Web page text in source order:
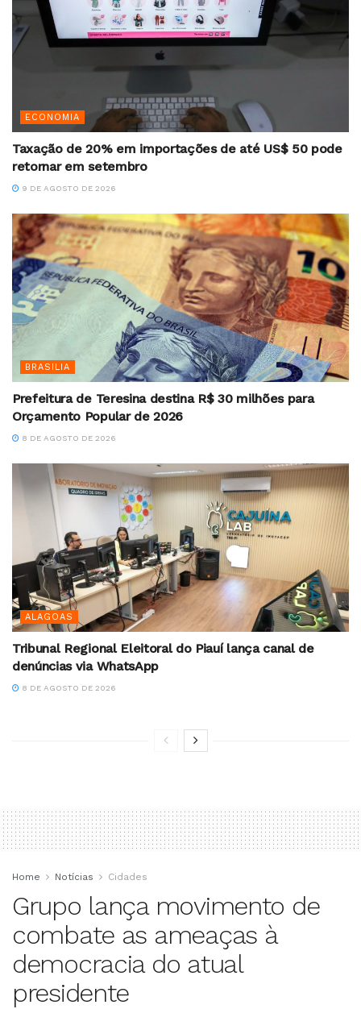
ECONOMIA
Taxação de 20% em importações de até US$ 50 pode
retornar em setembro
9 DE AGOSTO DE 2026
BRASILIA
Prefeitura de Teresina destina R$ 30 milhões para
Orçamento Popular de 2026
8 DE AGOSTO DE 2026
ALAGOAS
Tribunal Regional Eleitoral do Piauí lança canal de
denúncias via WhatsApp
8 DE AGOSTO DE 2026
Home Notícias Cidades
Grupo lança movimento de
combate as ameaças à
democracia do atual
presidente